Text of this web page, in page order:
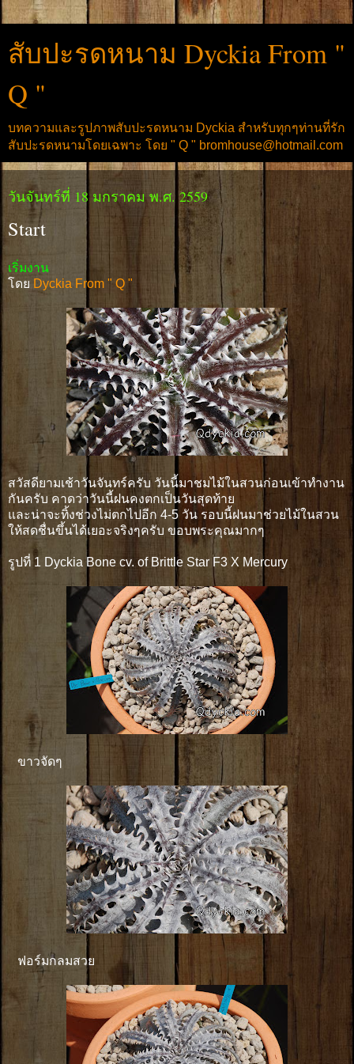
สับปะรดหนาม Dyckia From "
Q "
บทความและรูปภาพสับปะรดหนาม Dyckia สำหรับทุกๆท่านที่รัก
สับปะรดหนามโดยเฉพาะ โดย " Q " bromhouse@hotmail.com
วันจันทร์ที่ 18 มกราคม พ.ศ. 2559
Start
เริ่มงาน
โดย Dyckia From " Q "
สวัสดียามเช้าวันจันทร์ครับ วันนี้มาชมไม้ในสวนก่อนเข้าทำงาน
กันครับ คาดว่าวันนี้ฝนคงตกเป็นวันสุดท้าย
และน่าจะทิ้งช่วงไม่ตกไปอีก 4-5 วัน รอบนี้ฝนมาช่วยไม้ในสวน
ให้สดชื่นขึ้นได้เยอะจริงๆครับ ขอบพระคุณมากๆ
รูปที่ 1 Dyckia Bone cv. of Brittle Star F3 X Mercury
ขาวจัดๆ
ฟอร์มกลมสวย